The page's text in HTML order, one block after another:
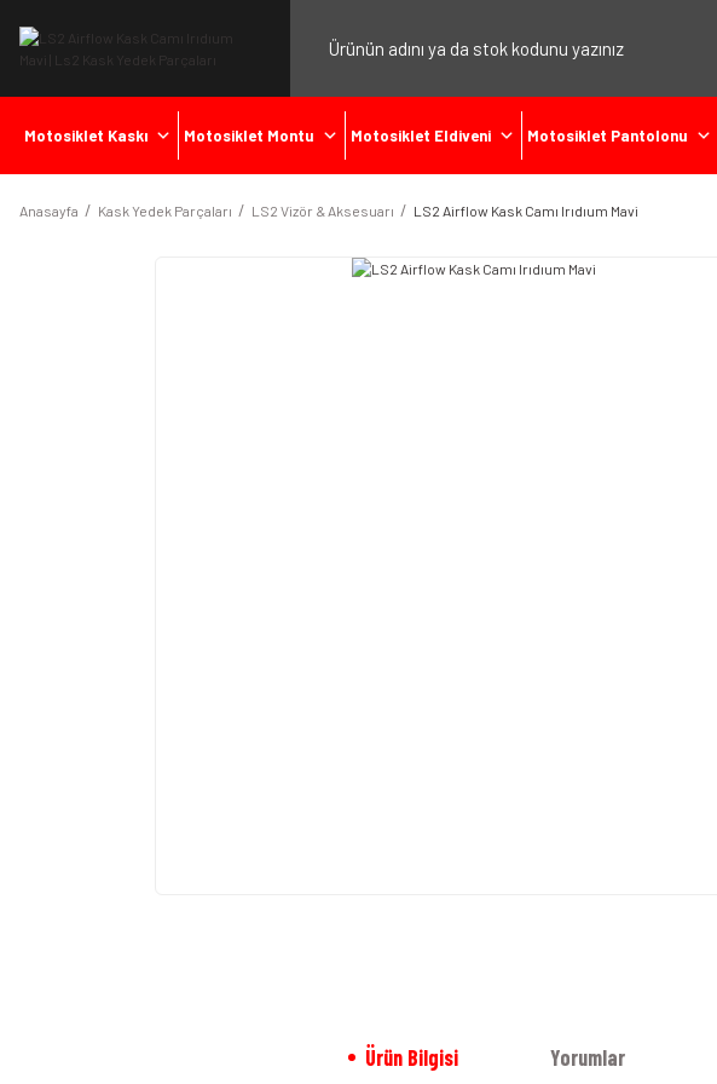
Motosiklet Kaskı Motosiklet Montu Motosiklet Eldiveni Motosiklet Pantolonu
Anasayfa Kask Yedek Parçaları LS2 Vizör & Aksesuarı LS2 Airflow Kask Camı Irıdıum Mavi
Ürün Bilgisi Yorumlar